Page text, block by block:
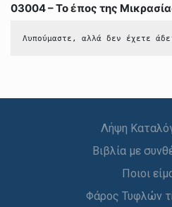
03004 – Το έπος της
Λυπούμαστε, αλλά δεν έχετε
Λήψη
Βιβλία με
Ποιοι
Φάρος Τυφλών